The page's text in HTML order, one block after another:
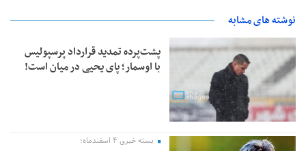
نوشته های مشابه
پشت‌پرده تمدید قرارداد پرسپولیس
با اوسمار؛ پای یحیی در میان است!
بسته خبری ۴ اسفندماه؛